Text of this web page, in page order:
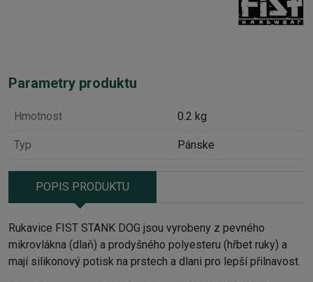
Parametry produktu
Hmotnost 0.2 kg
Typ Pánske
POPIS PRODUKTU
Rukavice FIST STANK DOG jsou vyrobeny z pevného
mikrovlákna (dlaň) a prodyšného polyesteru (hřbet ruky) a
mají silikonový potisk na prstech a dlani pro lepší přilnavost.